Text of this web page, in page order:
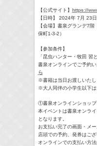
【公式サイト】 https://
【日時】 2024年 7月 23
【会場】書泉グランデ7
保町1-3-2）
【参加条件】
「昆虫ハンター・牧田 習
書泉オンラインでご予約い
ら
※書籍は当日お渡しいたし
※大人同伴の小学生以下は
①書泉オンラインショップ
本イベントは書泉オンラ
となります。
お支払い完了の画面・メー
店頭での予約、発券はござ
オンラインでの支払い方